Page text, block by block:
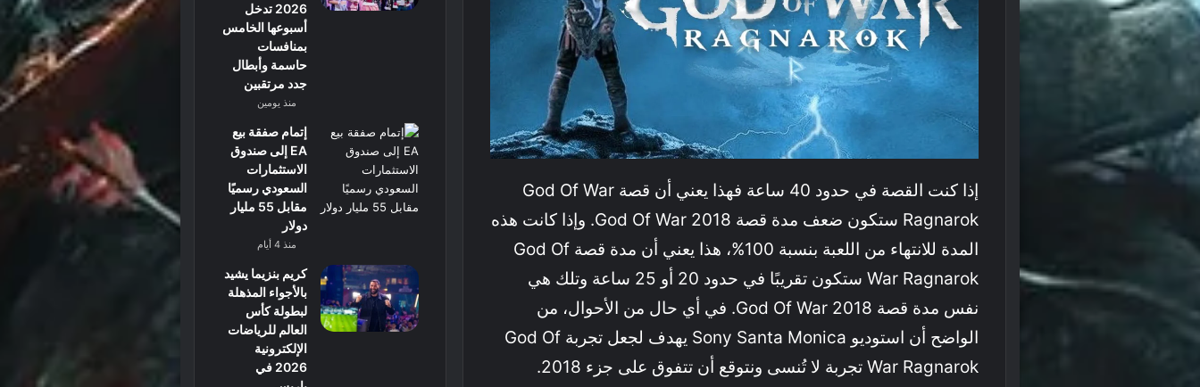
إذا كنت القصة في حدود 40 ساعة فهذا يعني أن قصة God Of War
Ragnarok ستكون ضعف مدة قصة God Of War 2018. وإذا كانت هذه
المدة للانتهاء من اللعبة بنسبة 100%، هذا يعني أن مدة قصة God Of
War Ragnarok ستكون تقريبًا في حدود 20 أو 25 ساعة وتلك هي
نفس مدة قصة God Of War 2018. في أي حال من الأحوال، من
الواضح أن استوديو Sony Santa Monica يهدف لجعل تجربة God Of
War Ragnarok تجربة لا تُنسى ونتوقع أن تتفوق على جزء 2018.
2026 تدخل
أسبوعها الخامس
بمنافسات
حاسمة وأبطال
جدد مرتقبين
منذ يومين
إتمام صفقة بيع
EA إلى صندوق
الاستثمارات
السعودي رسميًا
مقابل 55 مليار
دولار
منذ 4 أيام
كريم بنزيما يشيد
بالأجواء المذهلة
لبطولة كأس
العالم للرياضات
الإلكترونية
2026 في